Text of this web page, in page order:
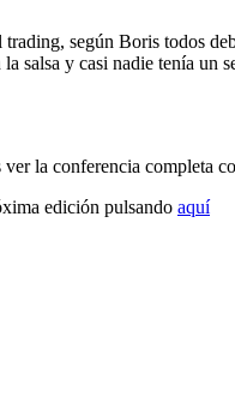
según Boris todos
salsa y casi nadie tenía un
la conferencia completa
edición pulsando aquí